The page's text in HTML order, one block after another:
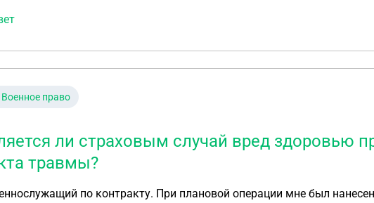
Военное право
ли страховым случай вред здоровью
травмы?
по контракту. При плановой операции мне был